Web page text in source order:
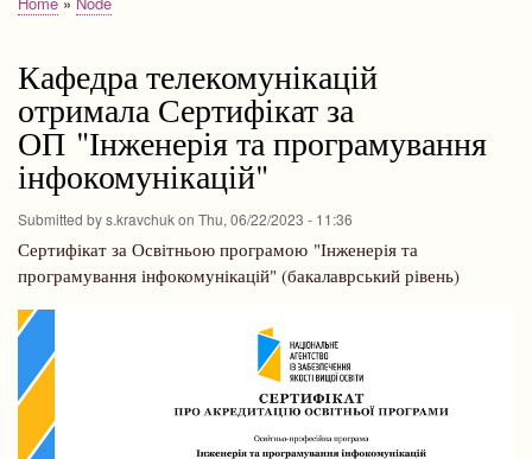
Breadcrumb
Кафедра телекомунікацій
отримала Сертифікат за
ОП "Інженерія та програмування
інфокомунікацій"
Submitted bys.kravchukon Thu, 06/22/2023 - 11:36
Сертифікат за Освітньою програмою "Інженерія та
програмування інфокомунікацій" (бакалаврський рівень)